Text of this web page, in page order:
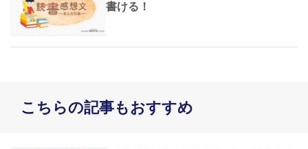
書ける！
こちらの記事もおすすめ